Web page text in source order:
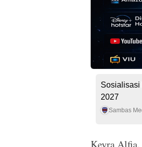
Sosialisasi
2027
Sambas